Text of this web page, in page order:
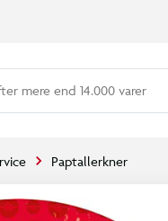
mere end 14.000 varer
Paptallerkner